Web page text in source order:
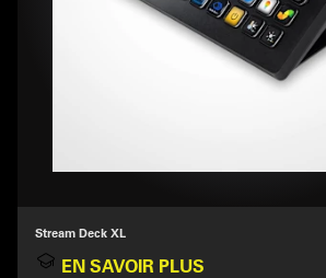
Stream Deck XL
EN SAVOIR PLUS